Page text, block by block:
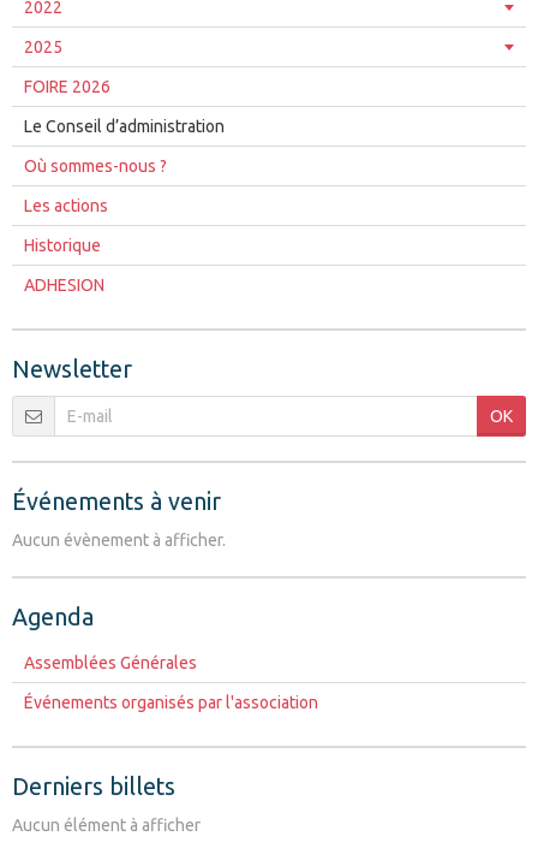
2022
2025
FOIRE 2026
Le Conseil d’administration
Où sommes-nous ?
Les actions
Historique
ADHESION
Newsletter
OK
Événements à venir
Aucun évènement à afficher.
Agenda
Assemblées Générales
Événements organisés par l'association
Derniers billets
Aucun élément à afficher